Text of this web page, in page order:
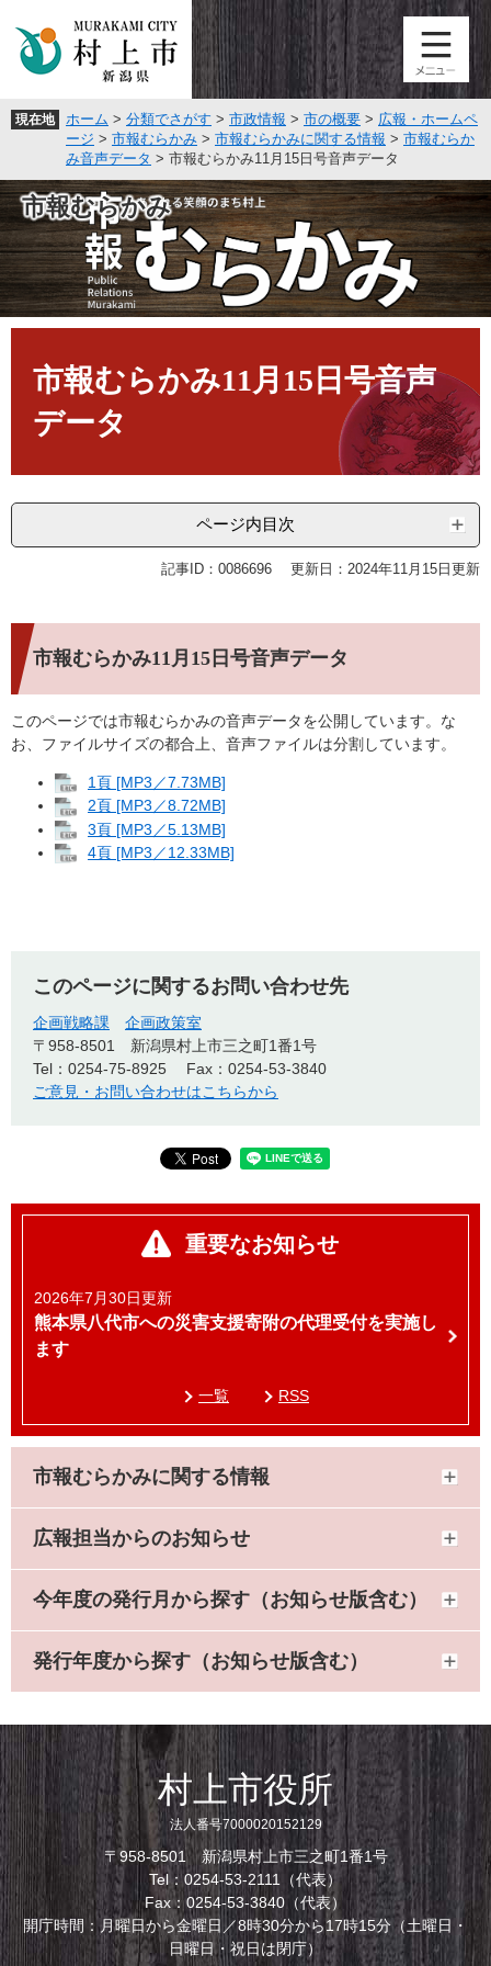
頭
。
飛
て
本
文
へ
現在地 ホーム > 分類でさがす > 市政情報 > 市の概要 > 広報・ホームペ
ージ > 市報むらかみ > 市報むらかみに関する情報 > 市報むらか
み音声データ > 市報むらかみ11月15日号音声データ
市報むらかみ
市報むらかみ11月15日号音声
データ
ページ内目次
記事ID：0086696 更新日：2024年11月15日更新
市報むらかみ11月15日号音声データ
このページでは市報むらかみの音声データを公開しています。な
お、ファイルサイズの都合上、音声ファイルは分割しています。
1頁 [MP3／7.73MB]
2頁 [MP3／8.72MB]
3頁 [MP3／5.13MB]
4頁 [MP3／12.33MB]
このページに関するお問い合わせ先
企画戦略課
企画政策室
〒958-8501
新潟県村上市三之町1番1号
Tel：0254-75-8925
Fax：0254-53-3840
ご意見・お問い合わせはこちらから
重要なお知らせ
2026年7月30日更新
熊本県八代市への災害支援寄附の代理受付を実施し
ます
一覧 RSS
市報むらかみに関する情報
広報担当からのお知らせ
今年度の発行月から探す（お知らせ版含む）
発行年度から探す（お知らせ版含む）
村上市役所
法人番号7000020152129
〒958-8501 新潟県村上市三之町1番1号
Tel：0254-53-2111（代表）
Fax：0254-53-3840（代表）
開庁時間：月曜日から金曜日／8時30分から17時15分（土曜日・
日曜日・祝日は閉庁）